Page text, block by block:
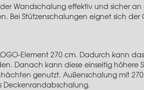
Wandschalung effektiv und sicher
Bei Stützenschalungen eignet sich der
Element 270 cm. Dadurch kann
Danach kann diese einseitig höhere
genutzt. Außenschalung mit
Deckenrandabschalung.